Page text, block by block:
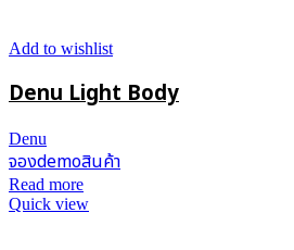
Add to wishlist
Denu Light Body
Denu
จองdemoสินค้า
Read more
Quick view